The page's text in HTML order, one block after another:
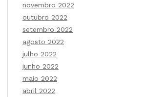
novembro 2022
outubro 2022
setembro 2022
agosto 2022
julho 2022
junho 2022
maio 2022
abril 2022